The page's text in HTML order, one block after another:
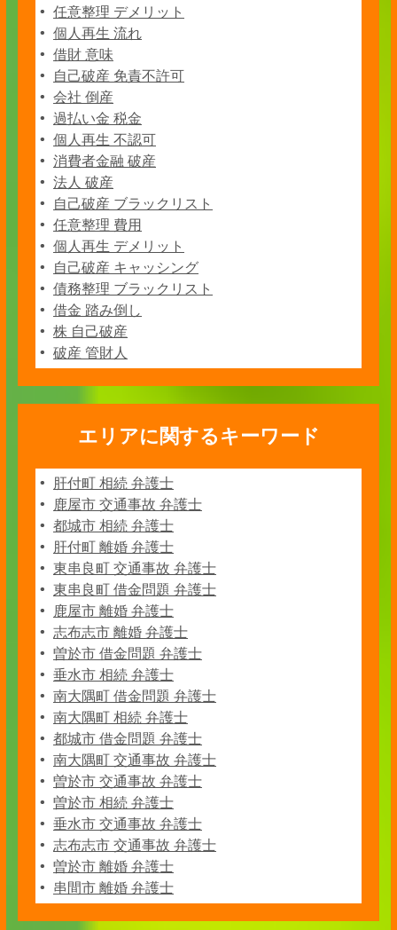
任意整理 デメリット
個人再生 流れ
借財 意味
自己破産 免責不許可
会社 倒産
過払い金 税金
個人再生 不認可
消費者金融 破産
法人 破産
自己破産 ブラックリスト
任意整理 費用
個人再生 デメリット
自己破産 キャッシング
債務整理 ブラックリスト
借金 踏み倒し
株 自己破産
破産 管財人
エリアに関するキーワード
肝付町 相続 弁護士
鹿屋市 交通事故 弁護士
都城市 相続 弁護士
肝付町 離婚 弁護士
東串良町 交通事故 弁護士
東串良町 借金問題 弁護士
鹿屋市 離婚 弁護士
志布志市 離婚 弁護士
曽於市 借金問題 弁護士
垂水市 相続 弁護士
南大隅町 借金問題 弁護士
南大隅町 相続 弁護士
都城市 借金問題 弁護士
南大隅町 交通事故 弁護士
曽於市 交通事故 弁護士
曽於市 相続 弁護士
垂水市 交通事故 弁護士
志布志市 交通事故 弁護士
曽於市 離婚 弁護士
串間市 離婚 弁護士